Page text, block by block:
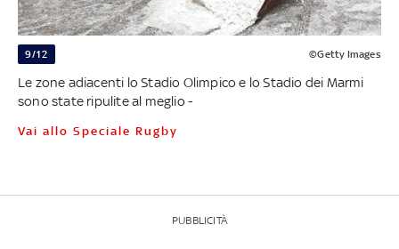
9/12 ©Getty Images
Le zone adiacenti lo Stadio Olimpico e lo Stadio dei Marmi
sono state ripulite al meglio -
Vai allo Speciale Rugby
PUBBLICITÀ